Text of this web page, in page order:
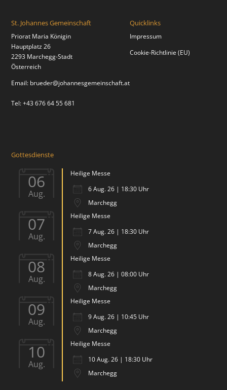
St. Johannes Gemeinschaft
Priorat Maria Königin
Hauptplatz 26
2293 Marchegg-Stadt
Österreich
Email: brueder@johannesgemeinschaft.at
Tel: +43 676 64 55 681
Quicklinks
Impressum
Cookie-Richtlinie (EU)
Gottesdienste
06
Aug.
Heilige Messe
6 Aug. 26 | 18:30 Uhr
Marchegg
07
Aug.
Heilige Messe
7 Aug. 26 | 18:30 Uhr
Marchegg
08
Aug.
Heilige Messe
8 Aug. 26 | 08:00 Uhr
Marchegg
09
Aug.
Heilige Messe
9 Aug. 26 | 10:45 Uhr
Marchegg
10
Aug.
Heilige Messe
10 Aug. 26 | 18:30 Uhr
Marchegg